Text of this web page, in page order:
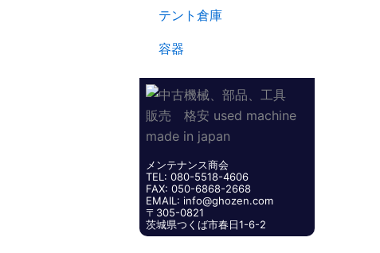
テント倉庫
容器
メンテナンス商会
TEL: 080-5518-4606
FAX: 050-6868-2668
EMAIL: info@ghozen.com
〒305-0821
茨城県つくば市春日1-6-2